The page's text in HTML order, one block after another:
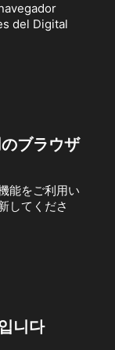
del Digital
ブラウザ
能をご利用い
してくださ
니다